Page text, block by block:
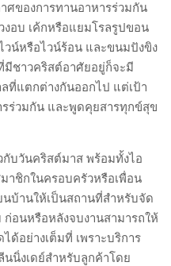
ศของการทานอาหารร่วมกัน
งอบ เค้กหรือแยมโรลรูปขอน
วน์หรือไวน์ร้อน และขนมปังขิง
มีชาวคริสต์อาศัยอยู่ก็จะมี
ที่แตกต่างกันออกไป แต่เป้า
ร่วมกัน และพูดคุยสารทุกข์สุข
กับวันคริสต์มาส พร้อมทั้งไอ
าชิกในครอบครัวหรือเพื่อน
บ้านให้เป็นสถานที่สำหรับจัด
ก่อนหรือหลังจบงานสามารถให้
ด้อย่างเต็มที่ เพราะบริการ
นิ่งเดย์สำหรับลูกค้าโดย